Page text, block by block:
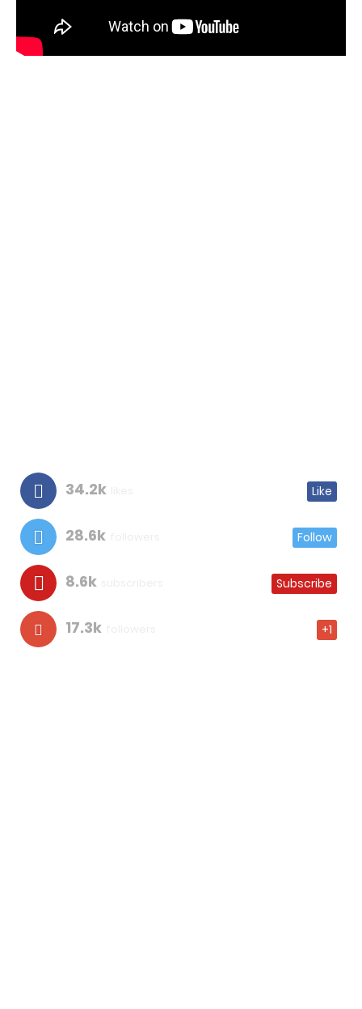
34.2k Like
28.6k Follow
8.6k Subscribe
17.3k +1